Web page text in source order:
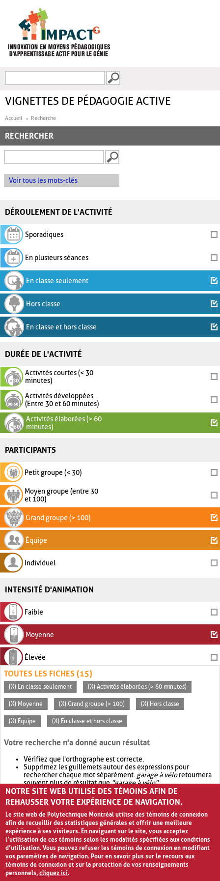
FORMULAIRE DE
VIGNETTES DE PÉDAGOGIE ACTIVE
Accueil Recherche
RECHERCHER
Voir tous les mots-clés
DÉROULEMENT DE L'ACTIVITÉ
Sporadiques
En plusieurs séances
En classe seulement
Hors classe
En classe et hors classe
DURÉE DE L'ACTIVITÉ
Activités courtes (< 30
minutes)
Activités développées
(Entre 30 et 60 minutes)
Activités élaborées (> 60
minutes)
PARTICIPANTS
Petit groupe (< 30)
Moyen groupe (entre 30
et 100)
Grand groupe (> 100)
Équipe
Individuel
INTENSITÉ D'ANIMATION
Faible
Moyenne
Élevée
TOUTES LES FICHES (15)
(X) En classe seulement (X) Activités élaborées (> 60 minutes)
(X) Moyenne (X) Grand groupe (> 100) (X) Hors classe
(X) Équipe (X) En classe et hors classe
Votre recherche n'a donné aucun résultat
Vérifiez que l'orthographe est correcte.
Supprimez les guillemets autour des expressions pour
rechercher chaque mot séparément. garage à véloretournera
souvent plus de résultat que"garage à vélo".
Envisagez d'élargir votre recherche avec OR.garage OR vélo
retournera souvent plus de résultat quegarage à vélo
NOTRE SITE WEB UTILISE DES TÉMOINS AFIN DE
REHAUSSER VOTRE EXPÉRIENCE DE NAVIGATION.
Le site web de Polytechnique Montréal utilise des témoins de connexion
afin de recueillir des statistiques générales et offrir une meilleure
expérience à ses visiteurs. En naviguant sur le site, vous acceptez
l’utilisation de ces témoins selon les modalités spécifiées aux conditions
d’utilisation. Vous pouvez refuser les témoins de connexion en modifiant
vos paramètres de navigation. Pour en savoir plus sur le recours aux
témoins de connexion et sur la protection de vos renseignements
personnels,cliquez ici.